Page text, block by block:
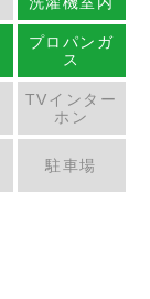
プロパンガ
ス
TVインター
ホン
駐車場